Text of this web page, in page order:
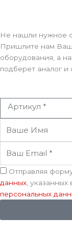
Не нашли нужное
Пришлите нам
оборудования, а
подберет аналог и
Артикул
Имя
Email
Соглашение
Отправляя
данных ,
персональных